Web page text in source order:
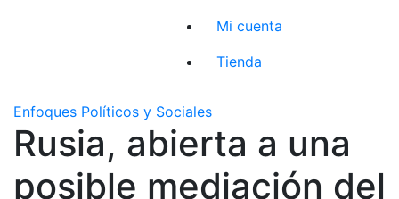
Mi cuenta
Tienda
Enfoques Políticos y Sociales
Rusia, abierta a una
posible mediación del